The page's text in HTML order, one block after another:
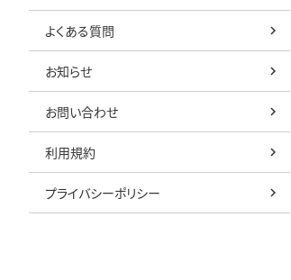
よくある質問
お知らせ
お問い合わせ
利用規約
プライバシーポリシー